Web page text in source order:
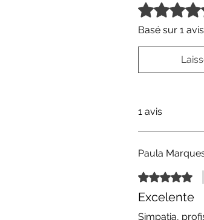
Noté 5 sur 5.
Basé sur 1 avis
1 avis
Paula
Noté 5 sur 5.
Excelente
Simpatia,